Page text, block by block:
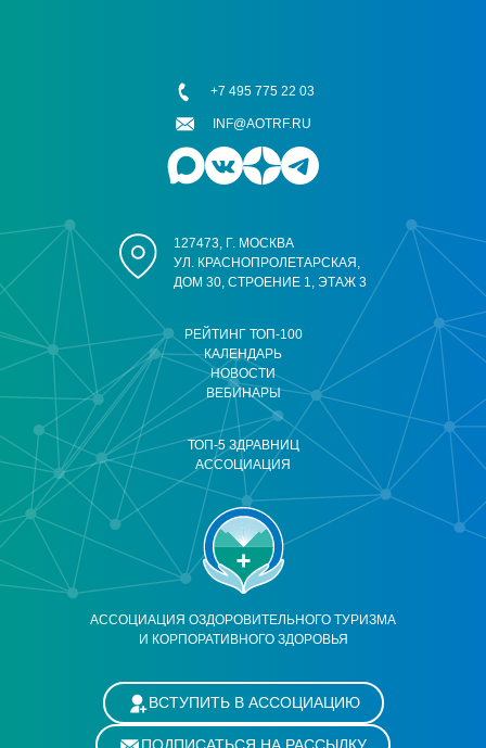
АССОЦИАЦИЯ ОЗДОРОВИТЕЛЬНОГО ТУРИЗМА
И КОРПОРАТИВНОГО ЗДОРОВЬЯ
РЕЙТИНГ ТОП-100
КАЛЕНДАРЬ
НОВОСТИ
ВЕБИНАРЫ
ТОП-5 ЗДРАВНИЦ
АССОЦИАЦИЯ
127473, Г. МОСКВА
УЛ. КРАСНОПРОЛЕТАРСКАЯ,
ДОМ 30, СТРОЕНИЕ 1, ЭТАЖ 3
+7 495 775 22 03
INF@AOTRF.RU
ВСТУПИТЬ В АССОЦИАЦИЮ